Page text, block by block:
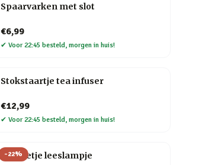
Spaarvarken met slot
€6,99
✔ Voor 22:45 besteld, morgen in huis!
Stokstaartje tea infuser
€12,99
✔ Voor 22:45 besteld, morgen in huis!
-22%
Mannetje leeslampje